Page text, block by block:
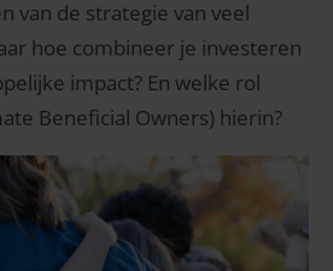
van de strategie van veel
hoe combineer je investeren
impact? En welke rol
Beneficial Owners) hierin?